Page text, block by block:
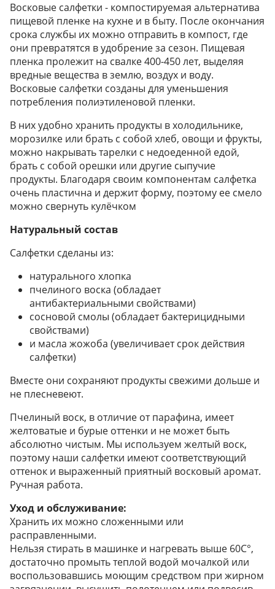
Восковые салфетки - компостируемая альтернатива
пищевой пленке на кухне и в быту. После окончания
срока службы их можно отправить в компост, где
они превратятся в удобрение за сезон. Пищевая
пленка пролежит на свалке 400-450 лет, выделяя
вредные вещества в землю, воздух и воду.
Восковые салфетки созданы для уменьшения
потребления полиэтиленовой пленки.
В них удобно хранить продукты в холодильнике,
морозилке или брать с собой хлеб, овощи и фрукты,
можно накрывать тарелки с недоеденной едой,
брать с собой орешки или другие сыпучие
продукты. Благодаря своим компонентам салфетка
очень пластична и держит форму, поэтому ее смело
можно свернуть кулёчком
Натуральный состав
Салфетки сделаны из:
натурального хлопка
пчелиного воска (обладает
антибактериальными свойствами)
сосновой смолы (обладает бактерицидными
свойствами)
и масла жожоба (увеличивает срок действия
салфетки)
Вместе они сохраняют продукты свежими дольше и
не плесневеют.
Пчелиный воск, в отличие от парафина, имеет
желтоватые и бурые оттенки и не может быть
абсолютно чистым. Мы используем желтый воск,
поэтому наши салфетки имеют соответствующий
оттенок и выраженный приятный восковый аромат.
Ручная работа.
Уход и обслуживание:
Хранить их можно сложенными или
расправленными.
Нельзя стирать в машинке и нагревать выше 60С°,
достаточно промыть теплой водой мочалкой или
воспользовавшись моющим средством при жирном